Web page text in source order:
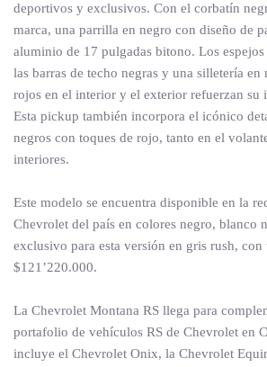
deportivos y exclusivos. Con el corbatín
marca, una parrilla en negro con diseño de
aluminio de 17 pulgadas bitono. Los
las barras de techo negras y una silletería en
rojos en el interior y el exterior refuerzan su
Esta pickup también incorpora el icónico
negros con toques de rojo, tanto en el
interiores.
Este modelo se encuentra disponible en la
Chevrolet del país en colores negro, blanco
exclusivo para esta versión en gris rush, con
$121’220.000.
La Chevrolet Montana RS llega para
portafolio de vehículos RS de Chevrolet en
incluye el Chevrolet Onix, la Chevrolet